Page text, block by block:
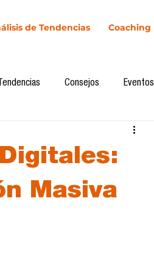
de Tendencias Coaching
Tendencias Consejos Eventos
Innovación
Sintaxis Revista ComA
Masiva